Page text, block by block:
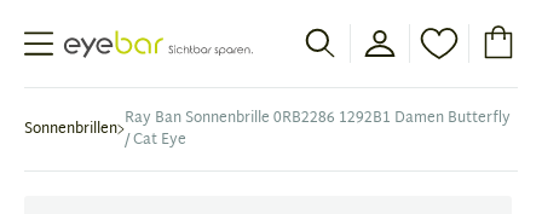
Abele Optic
Sonnenbrillen Ray Ban Sonnenbrille 0RB2286 1292B1 Damen Butterfly
/ Cat Eye